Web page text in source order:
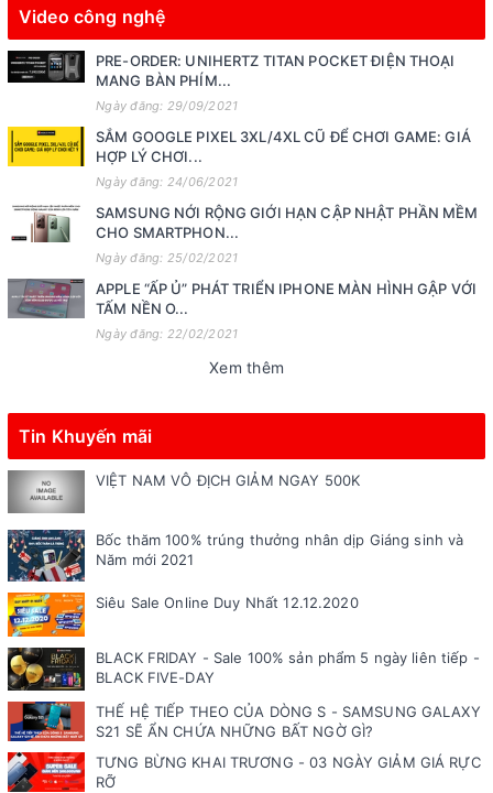
Video công nghệ
PRE-ORDER: UNIHERTZ TITAN POCKET ĐIỆN THOẠI
MANG BÀN PHÍM...
Ngày đăng: 29/09/2021
SẮM GOOGLE PIXEL 3XL/4XL CŨ ĐỂ CHƠI GAME: GIÁ
HỢP LÝ CHƠI...
Ngày đăng: 24/06/2021
SAMSUNG NỚI RỘNG GIỚI HẠN CẬP NHẬT PHẦN MỀM
CHO SMARTPHON...
Ngày đăng: 25/02/2021
APPLE “ẤP Ủ” PHÁT TRIỂN IPHONE MÀN HÌNH GẬP VỚI
TẤM NỀN O...
Ngày đăng: 22/02/2021
Xem thêm
Tin Khuyến mãi
VIỆT NAM VÔ ĐỊCH GIẢM NGAY 500K
Bốc thăm 100% trúng thưởng nhân dịp Giáng sinh và
Năm mới 2021
Siêu Sale Online Duy Nhất 12.12.2020
BLACK FRIDAY - Sale 100% sản phẩm 5 ngày liên tiếp -
BLACK FIVE-DAY
THẾ HỆ TIẾP THEO CỦA DÒNG S - SAMSUNG GALAXY
S21 SẼ ẨN CHỨA NHỮNG BẤT NGỜ GÌ?
TƯNG BỪNG KHAI TRƯƠNG - 03 NGÀY GIẢM GIÁ RỰC
RỠ